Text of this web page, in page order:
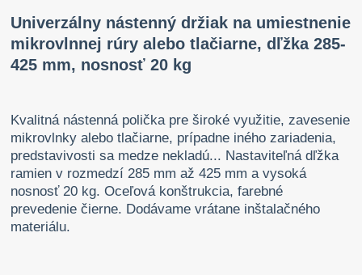
Univerzálny nástenný držiak na umiestnenie
mikrovlnnej rúry alebo tlačiarne, dľžka 285-
425 mm, nosnosť 20 kg
Kvalitná nástenná polička pre široké využitie, zavesenie
mikrovlnky alebo tlačiarne, prípadne iného zariadenia,
predstavivosti sa medze nekladú... Nastaviteľná dľžka
ramien v rozmedzí 285 mm až 425 mm a vysoká
nosnosť 20 kg. Oceľová konštrukcia, farebné
prevedenie čierne. Dodávame vrátane inštalačného
materiálu.